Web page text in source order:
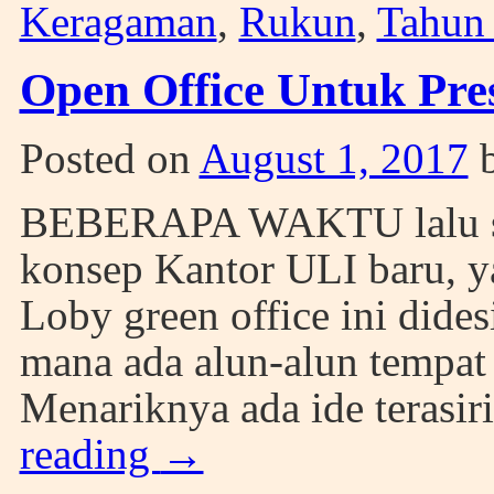
Keragaman, Rukun,
Open Office Untuk
Posted on August 1, 2017
BEBERAPA WAKTU lalu
konsep Kantor ULI baru,
Loby green office ini
mana ada alun-alun
Menariknya ada ide
reading →